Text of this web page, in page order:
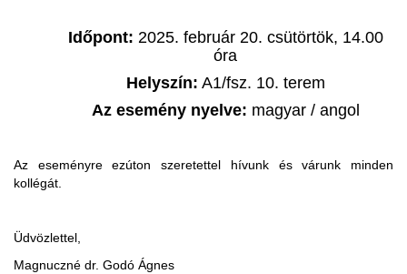
Időpont: 2025. február 20. csütörtök, 14.00
óra
Helyszín: A1/fsz. 10. terem
Az esemény nyelve: magyar / angol
Az eseményre ezúton szeretettel hívunk és várunk minden
kollégát.
Üdvözlettel,
Magnuczné dr. Godó Ágnes